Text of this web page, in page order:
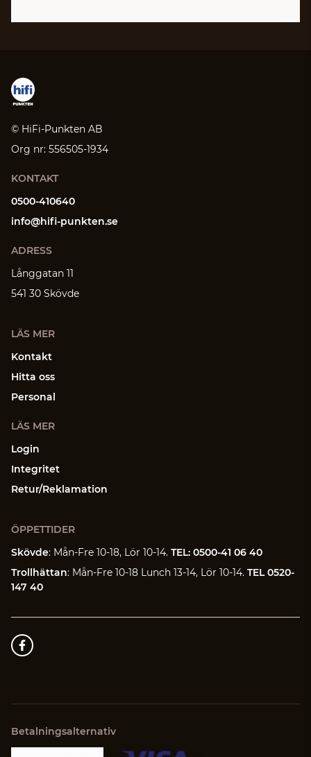
© HiFi-Punkten AB
Org nr: 556505-1934
KONTAKT
0500-410640
info@hifi-punkten.se
ADRESS
Långgatan 11
541 30 Skövde
LÄS MER
Kontakt
Hitta oss
Personal
LÄS MER
Login
Integritet
Retur/Reklamation
ÖPPETTIDER
Skövde: Mån-Fre 10-18, Lör 10-14. TEL: 0500-41 06 40
Trollhättan: Mån-Fre 10-18 Lunch 13-14, Lör 10-14. TEL 0520-
147 40
Betalningsalternativ